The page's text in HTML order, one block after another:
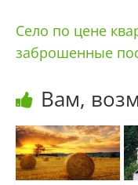
Село по цене
заброшенные
Вам,